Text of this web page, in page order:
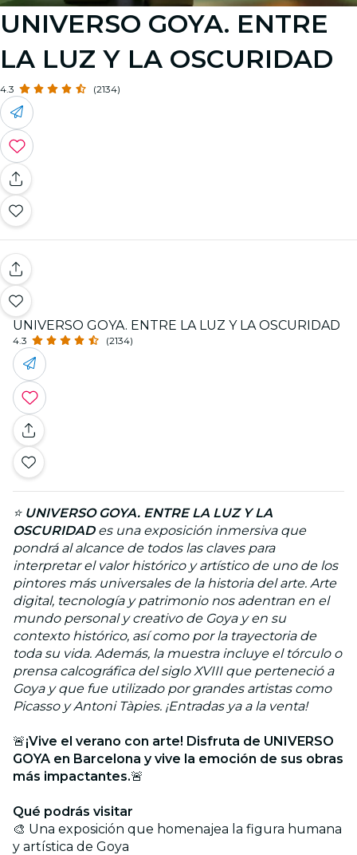
UNIVERSO GOYA. ENTRE
LA LUZ Y LA OSCURIDAD
4.3 (2134)
UNIVERSO GOYA. ENTRE LA LUZ Y LA OSCURIDAD
4.3 (2134)
⭐UNIVERSO GOYA. ENTRE LA LUZ Y LA
OSCURIDADes una exposición inmersiva que
pondrá al alcance de todos las claves para
interpretar el valor histórico y artístico de uno de los
pintores más universales de la historia del arte. Arte
digital, tecnología y patrimonio nos adentran en el
mundo personal y creativo de Goya y en su
contexto histórico, así como por la trayectoria de
toda su vida. Además, la muestra incluye el tórculo o
prensa calcográfica del siglo XVIII que perteneció a
Goya y que fue utilizado por grandes artistas como
Picasso y Antoni Tàpies. ¡Entradas ya a la venta!
🚨¡Vive el verano con arte! Disfruta de UNIVERSO
GOYA en Barcelona y vive la emoción de sus obras
más impactantes.🚨
Qué podrás visitar
🎨 Una exposición que homenajea la figura humana
y artística de Goya